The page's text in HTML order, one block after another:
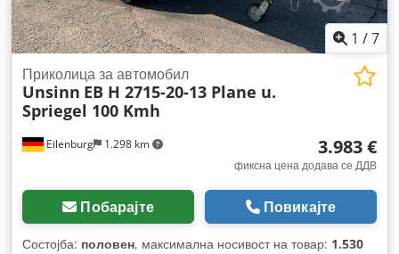
1 /7
Eilenburg 1.298 km
Приколица за автомобил
Unsinn EB H 2715-20-13 Plane u.
Spriegel 100 Kmh
3.983 €
фиксна цена додава се ДДВ
Побарајте Повикајте
Состојба: половен, максимална носивост на товар: 1.530